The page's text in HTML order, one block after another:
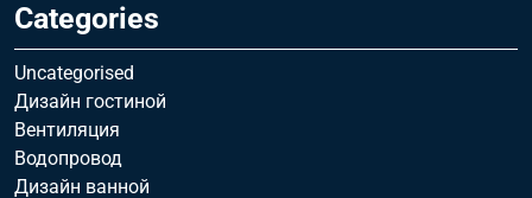
Categories
Uncategorised
Дизайн гостиной
Вентиляция
Водопровод
Дизайн ванной